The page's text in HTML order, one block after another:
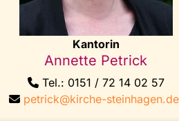
Kantorin
Annette Petrick
Tel.: 0151 / 72 14 02 57
 petrick@kirche-steinhagen.de